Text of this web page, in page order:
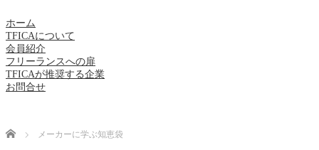
ホーム
TFICAについて
会員紹介
フリーランスへの扉
TFICAが推奨する企業
お問合せ
Home メーカーに学ぶ知恵袋